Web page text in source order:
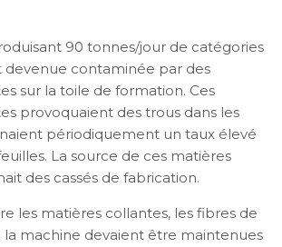
90 tonnes/jour de catégories
devenue contaminée par des
sur la toile de formation. Ces
provoquaient des trous dans les
périodiquement un taux élevé
La source de ces matières
des cassés de fabrication.
les matières collantes, les fibres de
la machine devaient être maintenues